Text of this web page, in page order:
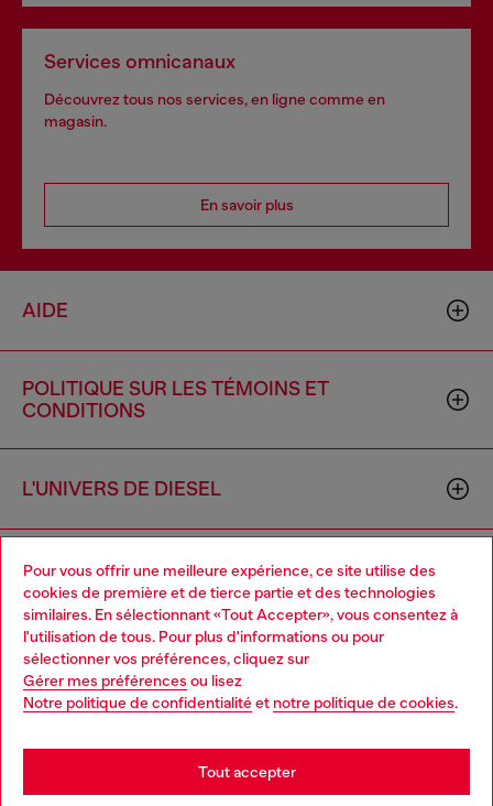
Pour vous offrir une meilleure expérience, ce site utilise des
cookies de première et de tierce partie et des technologies
similaires. En sélectionnant «Tout Accepter», vous consentez à
l'utilisation de tous. Pour plus d'informations ou pour
sélectionner vos préférences, cliquez sur
Gérer mes préférences ou lisez
Notre politique de confidentialitéet notre politique de cookies.
Tout accepter
Services omnicanaux
Découvrez tous nos services, en ligne comme en
magasin.
En savoir plus
AIDE
POLITIQUE SUR LES TÉMOINS ET
CONDITIONS
L'UNIVERS DE DIESEL
ENTREPRISE
Country: CA Language: FR
Choose your location
You are currently browsing Canada website, but it seems you
may be based in United States